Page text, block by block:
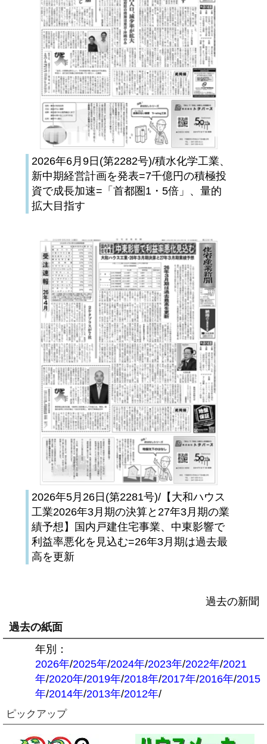
2026年6月9日(第2282号)/積水化学工業、
新中期経営計画を発表=7千億円の積極投
資で成長加速=「首都圏1・5倍」、量的
拡大目指す
2026年5月26日(第2281号)/【大和ハウス
工業2026年3月期の決算と27年3月期の業
績予想】国内戸建住宅事業、中東影響で
利益率悪化を見込む=26年3月期は過去最
高を更新
過去の新聞
過去の紙面
年別：
2026年/2025年/2024年/2023年/2022年/2021
年/2020年/2019年/2018年/2017年/2016年/2015
年/2014年/2013年/2012年/
ピックアップ